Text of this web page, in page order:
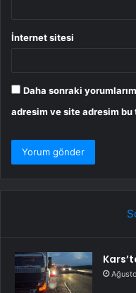
İnternet sitesi
Daha sonraki
adresim ve site adresim bu